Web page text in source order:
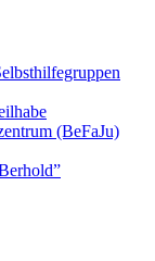
(BeFaJu)